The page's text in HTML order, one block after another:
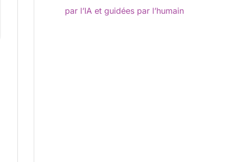
par l’IA et guidées par l’humain